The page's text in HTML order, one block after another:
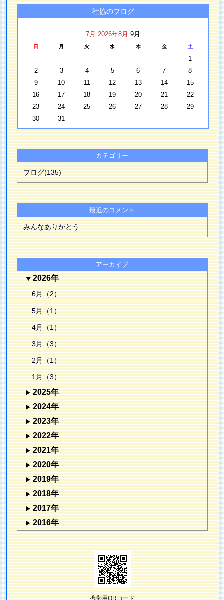
社協のブログ
7月 2026年8月 9月
日 月 火 水 木 金 土
1
2
3 4 5 6 7
8
9
10 11 12 13 14
15
16
17 18 19 20 21
22
23
24 25 26 27 28
29
30
31
カテゴリー
ブログ(135)
最近のコメント
みんなありがとう
アーカイブ
2026年
6月（2）
5月（1）
4月（1）
3月（3）
2月（1）
1月（3）
2025年
2024年
2023年
2022年
2021年
2020年
2019年
2018年
2017年
2016年
携帯用QRコード